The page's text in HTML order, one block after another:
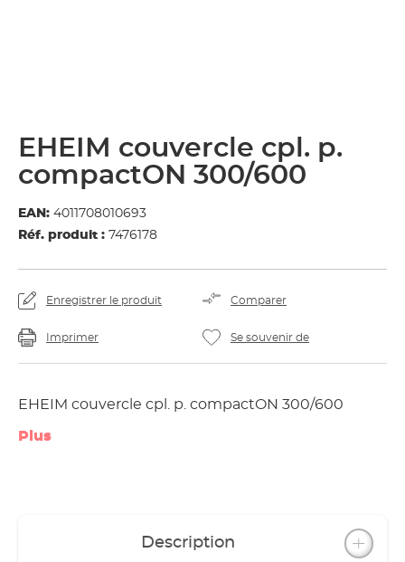
EHEIM couvercle cpl. p.
compactON 300/600
EAN: 4011708010693
Réf. produit : 7476178
Enregistrer le produit Comparer
Imprimer Se souvenir de
EHEIM couvercle cpl. p. compactON 300/600
Plus
Description